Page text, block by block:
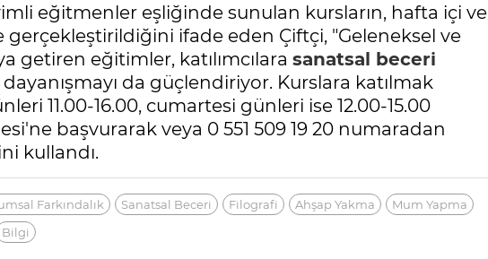
eğitmenler eşliğinde sunulan kursların, hafta içi ve
ifade eden Çiftçi, "Geleneksel ve
getiren eğitimler, katılımcılara sanatsal beceri
da güçlendiriyor. Kurslara katılmak
11.00-16.00, cumartesi günleri ise 12.00-15.00
başvurarak veya 0 551 509 19 20 numaradan
kullandı.
Farkındalık Sanatsal Beceri Filografi Ahşap Yakma
Mum Yapma
Bilgi